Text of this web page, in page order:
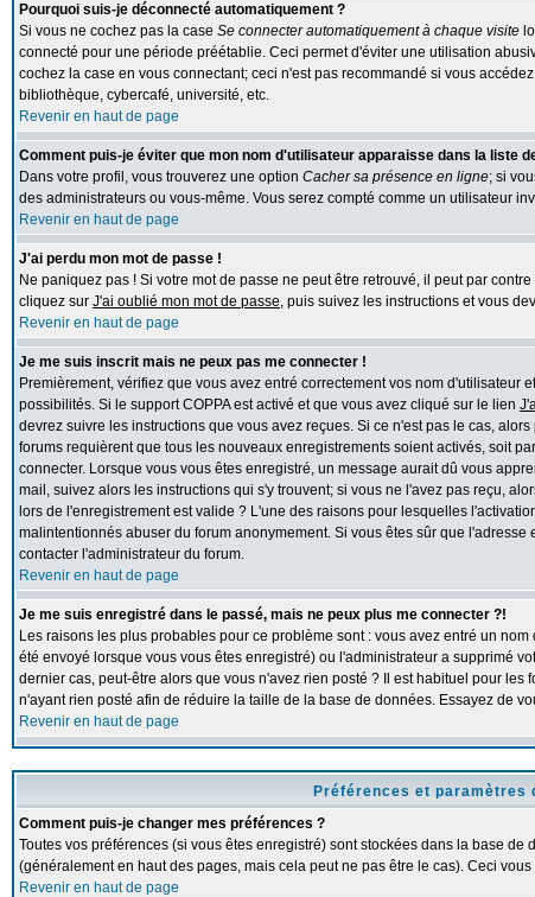
Pourquoi suis-je déconnecté automatiquement ?
Si vous ne cochez pas la case Se connecter automatiquement à chaque visite
connecté pour une période préétablie. Ceci permet d'éviter une utilisation
cochez la case en vous connectant; ceci n'est pas recommandé si vous
bibliothèque, cybercafé, université, etc.
Revenir en haut de page
Comment puis-je éviter que mon nom d'utilisateur apparaisse dans la liste
Dans votre profil, vous trouverez une option Cacher sa présence en ligne; si
des administrateurs ou vous-même. Vous serez compté comme un utilisateur
Revenir en haut de page
J'ai perdu mon mot de passe !
Ne paniquez pas ! Si votre mot de passe ne peut être retrouvé, il peut par
cliquez sur J'ai oublié mon mot de passe, puis suivez les instructions et vous
Revenir en haut de page
Je me suis inscrit mais ne peux pas me connecter !
Premièrement, vérifiez que vous avez entré correctement vos nom d'utilisateur
possibilités. Si le support COPPA est activé et que vous avez cliqué sur le lien
devrez suivre les instructions que vous avez reçues. Si ce n'est pas le cas,
forums requièrent que tous les nouveaux enregistrements soient activés, soit
connecter. Lorsque vous vous êtes enregistré, un message aurait dû vous
mail, suivez alors les instructions qui s'y trouvent; si vous ne l'avez pas reçu,
lors de l'enregistrement est valide ? L'une des raisons pour lesquelles
malintentionnés abuser du forum anonymement. Si vous êtes sûr que
contacter l'administrateur du forum.
Revenir en haut de page
Je me suis enregistré dans le passé, mais ne peux plus me connecter ?!
Les raisons les plus probables pour ce problème sont : vous avez entré un
été envoyé lorsque vous vous êtes enregistré) ou l'administrateur a supprimé
dernier cas, peut-être alors que vous n'avez rien posté ? Il est habituel pour
n'ayant rien posté afin de réduire la taille de la base de données. Essayez de
Revenir en haut de page
Préférences et paramètres
Comment puis-je changer mes préférences ?
Toutes vos préférences (si vous êtes enregistré) sont stockées dans la base de
(généralement en haut des pages, mais cela peut ne pas être le cas). Ceci
Revenir en haut de page